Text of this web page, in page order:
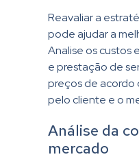
Reavaliar a
pode ajudar a
Analise os custos
e prestação de
preços de acordo
pelo cliente e o
Análise da
mercado